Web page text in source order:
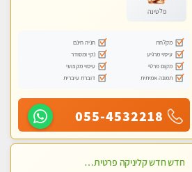
פלטינה
מקלחת
חניה חינם
עיסוי מרגיע
נקי ומסודר
מקום פרטי
עיסוי מקצועי
תמונה אמיתית
דוברת עיברית
055-4532218
חדש חדש קליניקה פרטית לבריאות הגוף לעיסוי מקצועי ומפנק -שעות עבודה -10:00-23:00- ללא מין !!